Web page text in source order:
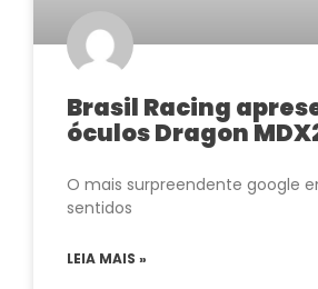
Brasil Racing
óculos Dragon
O mais surpreendente google
sentidos
LEIA MAIS »